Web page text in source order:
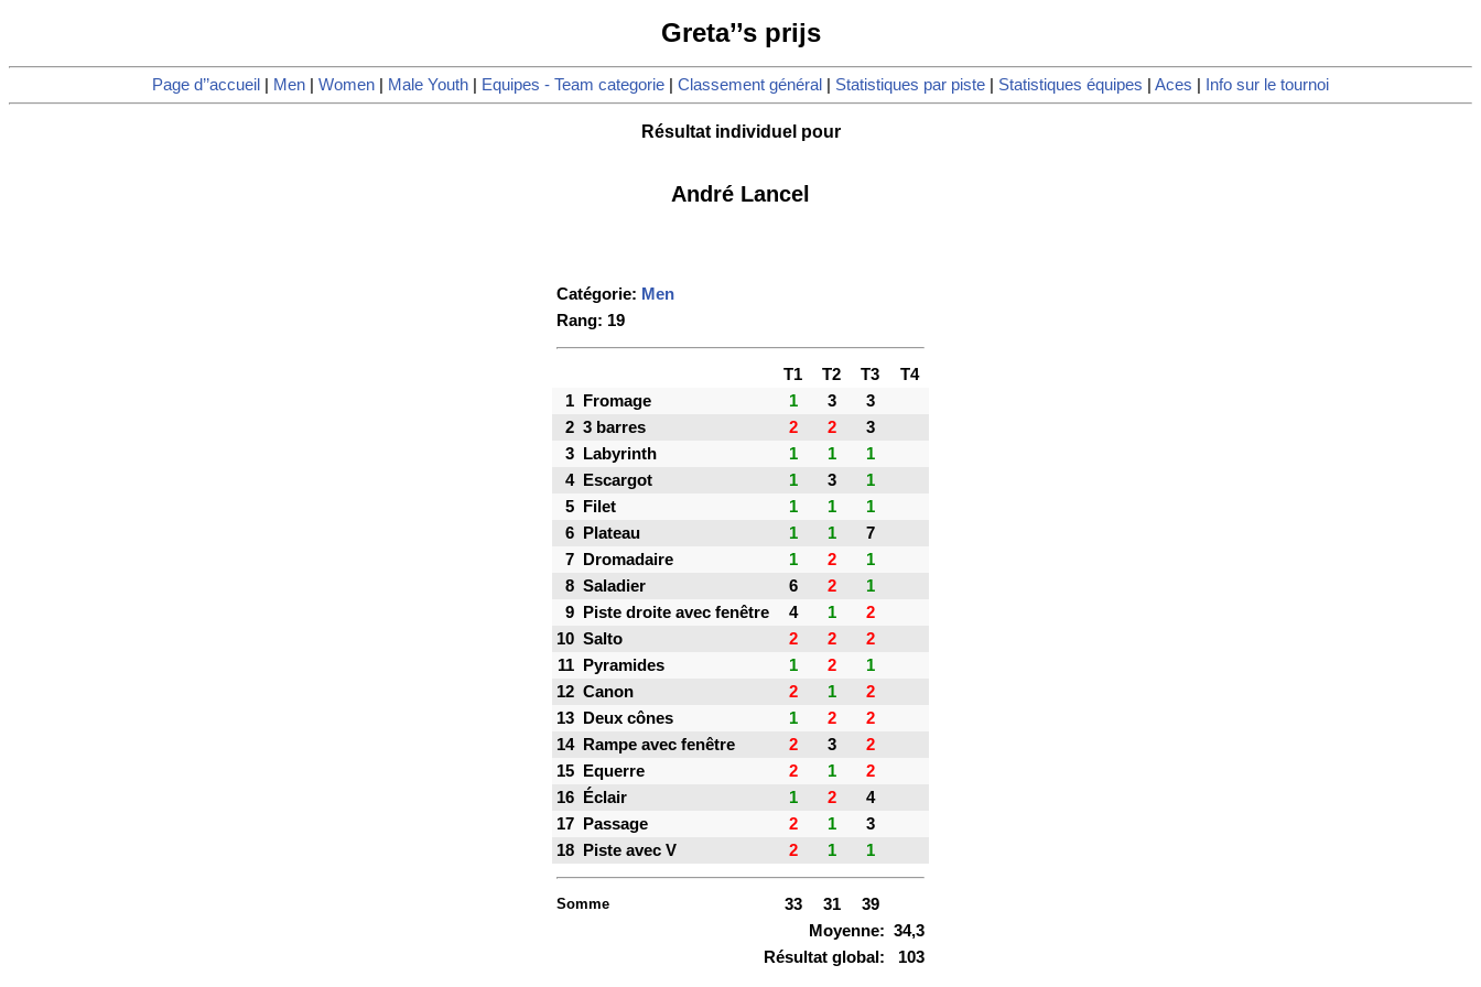
Greta’’s prijs
Page d’’accueil Men Women Male Youth Equipes - Team categorie Classement général Statistiques par piste Statistiques équipes Aces Info sur le tournoi
Résultat individuel pour
André Lancel
Catégorie: Men
Rang: 19
T1 T2 T3
T4
1
Fromage 1 3
3
2 3 barres 2 2
3
3
Labyrinth 1 1
1
4
Escargot 1 3
1
5
Filet 1 1
1
6
Plateau 1 1
7
7
Dromadaire 1 2
1
8 Saladier 6 2
1
9
Piste droite avec fenêtre 4 1
2
10 Salto 2 2
2
11
Pyramides 1 2
1
12 Canon 2 1
2
13
Deux cônes 1 2
2
14
Rampe avec fenêtre 2 3
2
15
Equerre 2 1
2
16
Éclair 1 2
4
17
Passage 2 1
3
18
Piste avec V 2 1 1
Somme 33 31
39
Moyenne: 34,3
Résultat global:
103